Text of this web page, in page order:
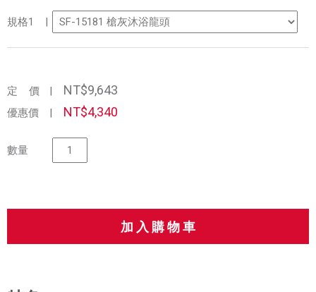
規格1 |
定 價 | NT$9,643
優惠價 | NT$4,340
數量